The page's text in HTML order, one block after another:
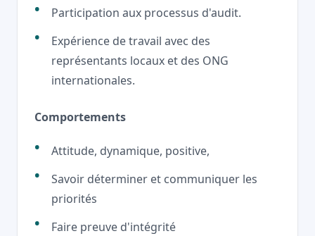
Participation aux processus d'audit.
Expérience de travail avec des
représentants locaux et des ONG
internationales.
Comportements
Attitude, dynamique, positive,
Savoir déterminer et communiquer les
priorités
Faire preuve d'intégrité